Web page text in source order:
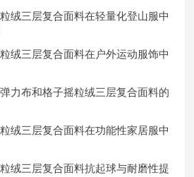
绒三层复合面料在轻量化登山服中
绒三层复合面料在户外运动服饰中
力布和格子摇粒绒三层复合面料的
绒三层复合面料在功能性家居服中
绒三层复合面料抗起球与耐磨性提